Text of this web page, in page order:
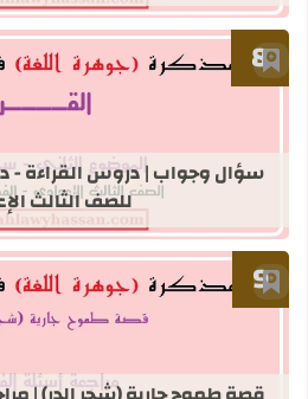
أضف إلى العلامات المرجعية
سؤال وجواب | دروس القراءة
للصف الثالث
أضف إلى العلامات المرجعية